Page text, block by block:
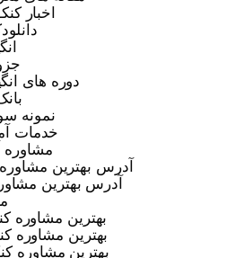
اخبار
دوره های
نمونه
خدمات
مشاوره
آدرس بهترین
آدرس بهترین
بهترین مشاوره
بهترین مشاوره
بهترین مشاوره